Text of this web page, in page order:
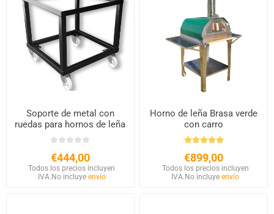
Soporte de metal con
ruedas para hornos de leña
€444,00
Todos los precios incluyen
IVA. No incluye envío
Horno de leña Brasa verde
con carro
€899,00
Todos los precios incluyen
IVA. No incluyeenvío